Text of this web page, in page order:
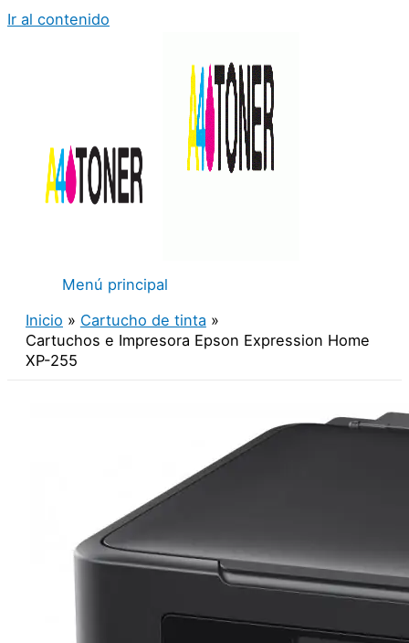
Ir al contenido
Menú principal
Inicio
Cartucho de tinta
Cartuchos e Impresora Epson Expression Home
XP-255